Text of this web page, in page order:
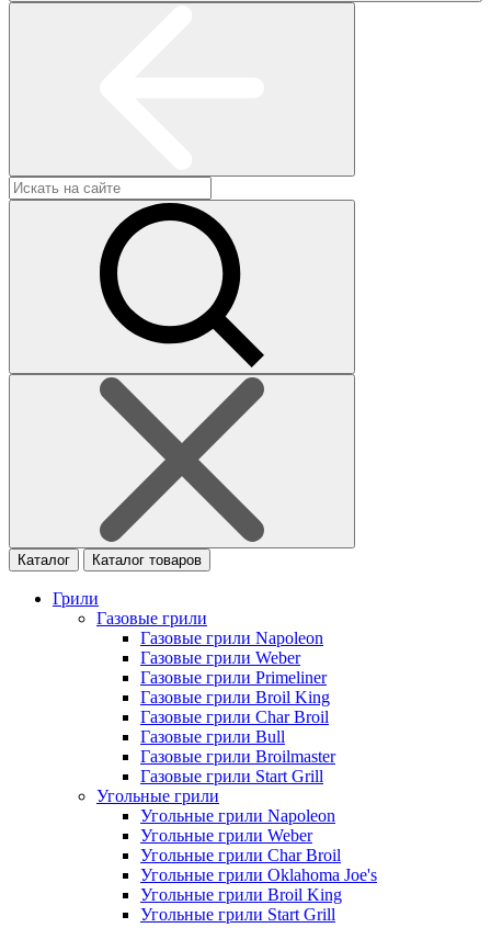
Каталог Каталог товаров
Грили
Газовые грили
Газовые грили Napoleon
Газовые грили Weber
Газовые грили Primeliner
Газовые грили Broil King
Газовые грили Char Broil
Газовые грили Bull
Газовые грили Broilmaster
Газовые грили Start Grill
Угольные грили
Угольные грили Napoleon
Угольные грили Weber
Угольные грили Char Broil
Угольные грили Oklahoma Joe's
Угольные грили Broil King
Угольные грили Start Grill